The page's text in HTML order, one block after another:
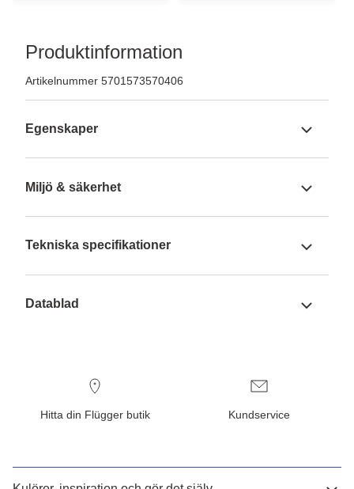
Produktinformation
Artikelnummer 5701573570406
Egenskaper
Miljö & säkerhet
Tekniska specifikationer
Datablad
Hitta din Flügger butik Kundservice